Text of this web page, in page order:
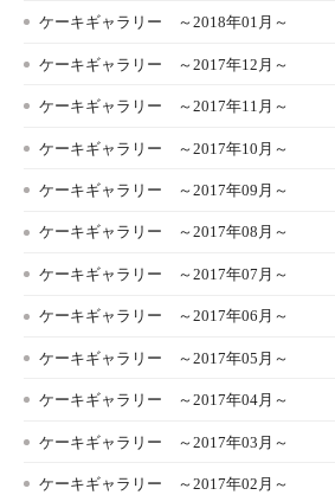
ケーキギャラリー ～2018年01月～
ケーキギャラリー ～2017年12月～
ケーキギャラリー ～2017年11月～
ケーキギャラリー ～2017年10月～
ケーキギャラリー ～2017年09月～
ケーキギャラリー ～2017年08月～
ケーキギャラリー ～2017年07月～
ケーキギャラリー ～2017年06月～
ケーキギャラリー ～2017年05月～
ケーキギャラリー ～2017年04月～
ケーキギャラリー ～2017年03月～
ケーキギャラリー ～2017年02月～